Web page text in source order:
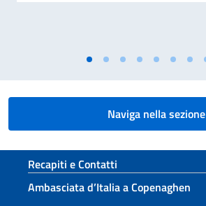
Naviga nella sezione
Sezione footer
Recapiti e Contatti
Ambasciata d’Italia a Copenaghen